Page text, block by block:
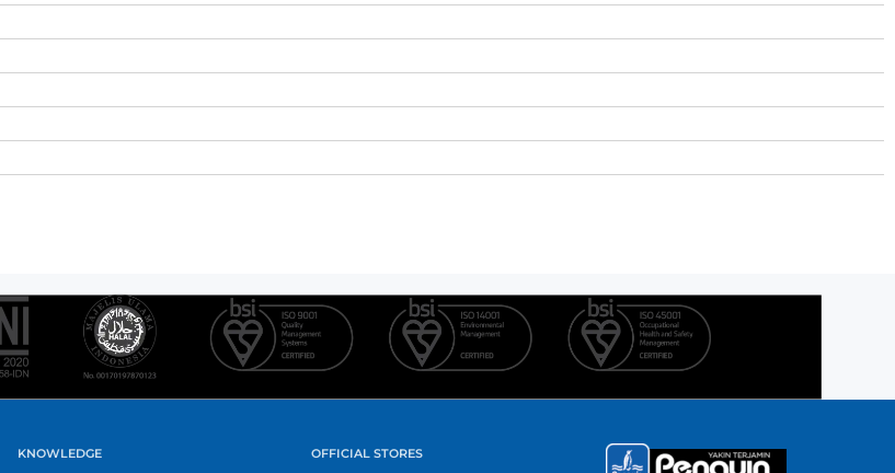
KNOWLEDGE OFFICIAL STORES